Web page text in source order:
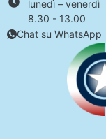
lunedì – venerdì
8.30 - 13.00
Chat su WhatsApp